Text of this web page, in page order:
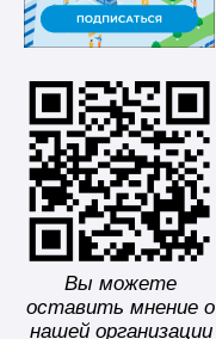
Вы можете
оставить мнение о
нашей организации